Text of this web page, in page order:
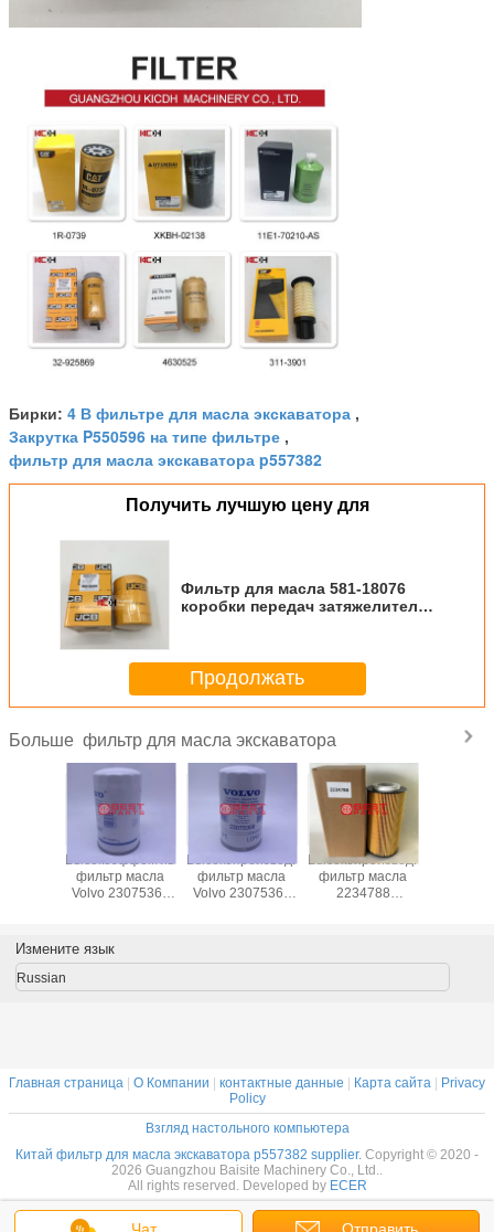
Бирки: 4 В фильтре для масла экскаватора ,
Закрутка P550596 на типе фильтре ,
фильтр для масла экскаватора p557382
Получить лучшую цену для
Фильтр для масла 581-18076
коробки передач затяжелителя
Продолжать
Больше фильтр для масла экскаватора
P0-C0-
для
Sany
Высокоэффективный
фильтр масла
Volvo 23075367
WP1152 Для
деталей
Высокопроизводительный
фильтр масла
Volvo 23075366
экскаваторов
Высокопроизводительный
фильтр масла
2234788
2047411 174823
HU12009Z
Измените язык
Russian
Главная страница | О Компании | контактные данные | Карта сайта | Privacy
Policy
Взгляд настольного компьютера
Китай фильтр для масла экскаватора p557382 supplier. Copyright © 2020 -
2026 Guangzhou Baisite Machinery Co., Ltd..
All rights reserved. Developed by ECER